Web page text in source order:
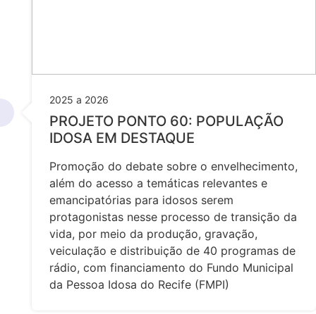
2025 a 2026
PROJETO PONTO 60: POPULAÇÃO
IDOSA EM DESTAQUE
Promoção do debate sobre o envelhecimento,
além do acesso a temáticas relevantes e
emancipatórias para idosos serem
protagonistas nesse processo de transição da
vida, por meio da produção, gravação,
veiculação e distribuição de 40 programas de
rádio, com financiamento do Fundo Municipal
da Pessoa Idosa do Recife (FMPI)